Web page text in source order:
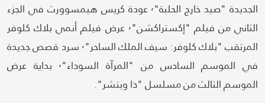
الجديدة "صيد خارج الحلبة"٬ عودة كريس هيمسوورث في الجزء
الثاني من فيلم "إكستراكشن"٬ عرض فيلم أنمي بلاك كلوفر
المرتقب "بلاك كلوفر: سيف الملك الساحر"٬ سرد قصص جديدة
في الموسم السادس من "المرآة السوداء"٬ بداية عرض
الموسم الثالث من مسلسل "ذا ويتشر".